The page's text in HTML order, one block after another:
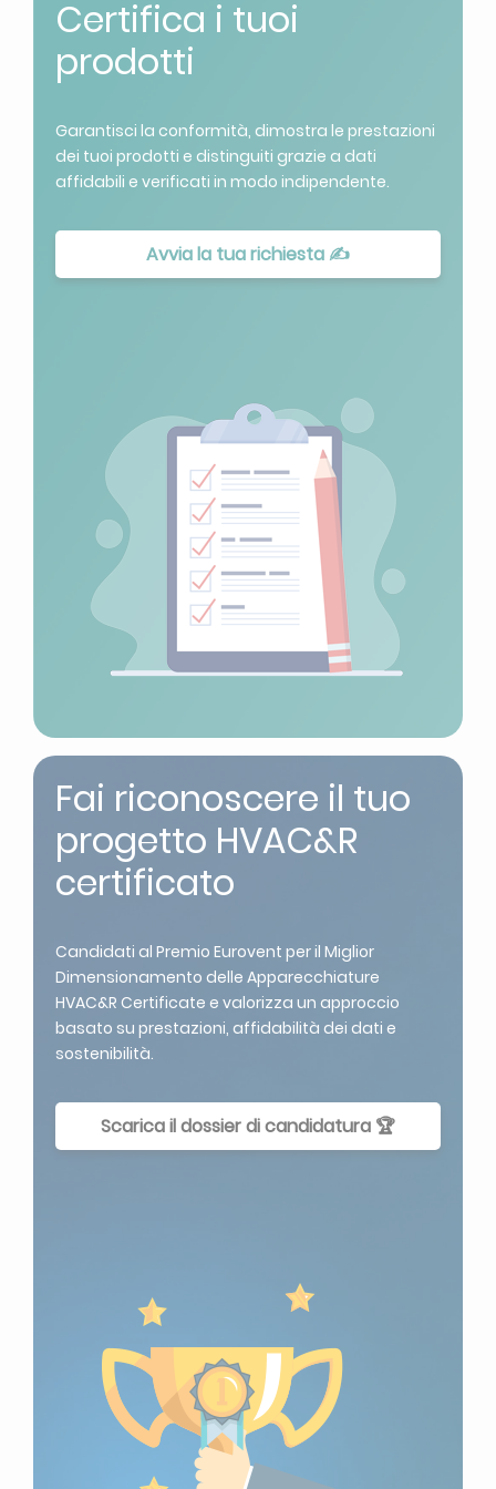
Certifica i tuoi
prodotti
Garantisci la conformità, dimostra le prestazioni
dei tuoi prodotti e distinguiti grazie a dati
affidabili e verificati in modo indipendente.
Avvia la tua richiesta ✍
Fai riconoscere il tuo
progetto HVAC&R
certificato
Candidati al Premio Eurovent per il Miglior
Dimensionamento delle Apparecchiature
HVAC&R Certificate e valorizza un approccio
basato su prestazioni, affidabilità dei dati e
sostenibilità.
Scarica il dossier di candidatura 🏆